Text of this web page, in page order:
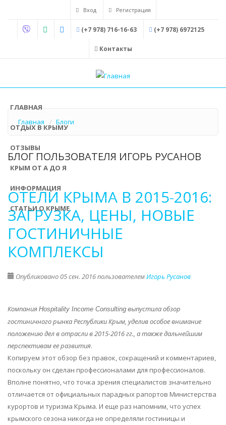
основному
Вход Регистрация
(+7 978) 716-16-63 (+7 978) 6972125
Контакты
ГЛАВНАЯ
ОТДЫХ В КРЫМУ
ОТЗЫВЫ
КРЫМ ОТ А ДО Я
ИНФОРМАЦИЯ
СТАТЬИ О КРЫМЕ
Главная Блоги
БЛОГ ПОЛЬЗОВАТЕЛЯ ИГОРЬ РУСАНОВ
ОТЕЛИ КРЫМА В 2015-2016:
ЗАГРУЗКА, ЦЕНЫ, НОВЫЕ
ГОСТИНИЧНЫЕ
КОМПЛЕКСЫ
Опубликовано 05 сен. 2016 пользователемИгорь Русанов
Компания Hospitality Income Consulting выпустила обзор
гостиничного рынка Республики Крым, уделив особое внимание
положению дел в отрасли в 2015-2016 гг., а также дальнейшим
перспективам ее развития.
Копируем этот обзор без правок, сокращений и комментариев,
поскольку он сделан профессионалами для профессионалов.
Вполне понятно, что точка зрения специалистов значительно
отличается от официальных парадных рапортов Министерства
курортов и туризма Крыма. И еще раз напомним, что успех
крымского сезона никогда не определяли гостиницы и